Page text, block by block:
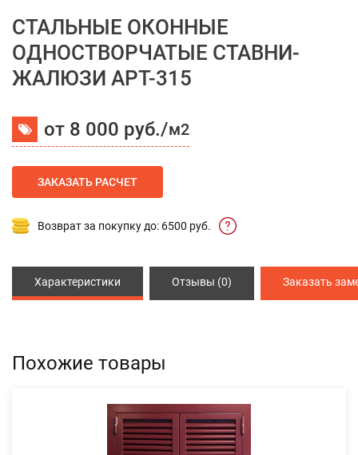
СТАЛЬНЫЕ ОКОННЫЕ
ОДНОСТВОРЧАТЫЕ СТАВНИ-
ЖАЛЮЗИ АРТ-315
от 8 000 руб./м2
ЗАКАЗАТЬ РАСЧЕТ
Возврат за покупку до: 6500 руб.
Характеристики Отзывы (0) Заказать
Похожие товары